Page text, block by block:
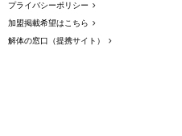
プライバシーポリシー
加盟掲載希望はこちら
解体の窓口（提携サイト）